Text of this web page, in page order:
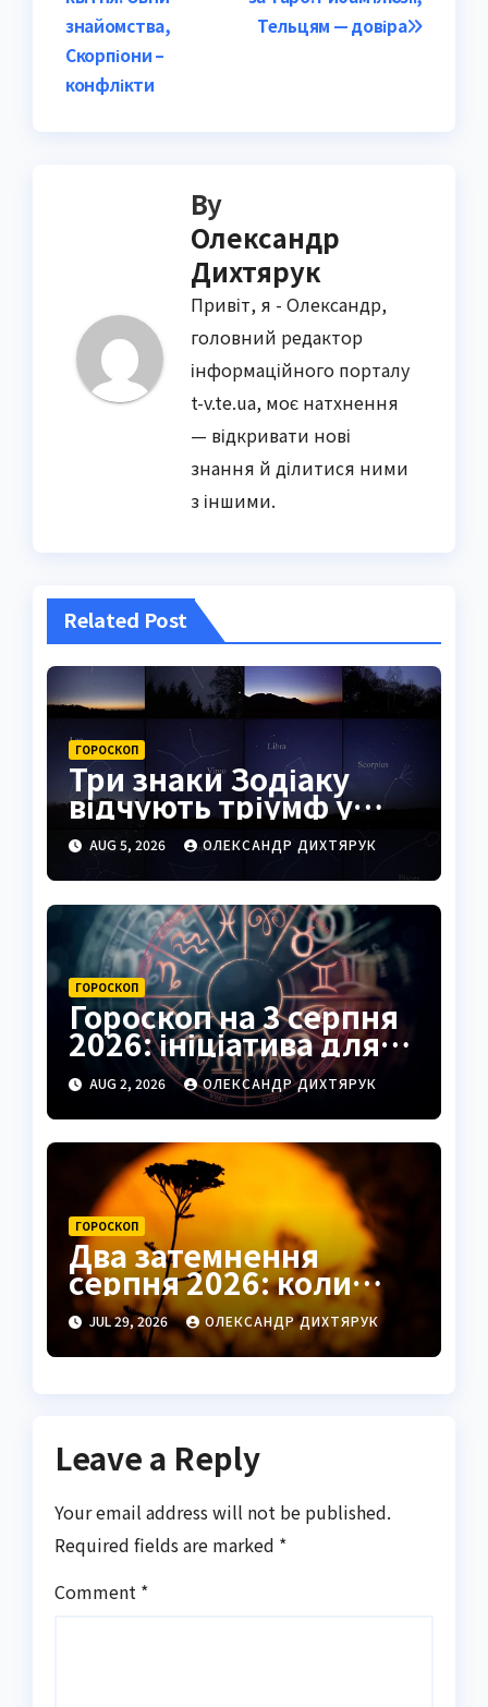
navigation
Тельцям — довіра
знайомства,
Скорпіони –
конфлікти
By
Олександр
Дихтярук
Привіт, я - Олександр,
головний редактор
інформаційного порталу
t-v.te.ua, моє натхнення
— відкривати нові
знання й ділитися ними
з іншими.
Related Post
ГОРОСКОП
Три знаки Зодіаку
відчують тріумф у
справах уже
найближчими днями
AUG 5, 2026 ОЛЕКСАНДР ДИХТЯРУК
ГОРОСКОП
Гороскоп на 3 серпня
2026: ініціатива для
Овнів, підказки для
Риб
AUG 2, 2026 ОЛЕКСАНДР ДИХТЯРУК
ГОРОСКОП
Два затемнення
серпня 2026: коли
чекати удачі в коханні
та грошах
JUL 29, 2026 ОЛЕКСАНДР ДИХТЯРУК
Leave a Reply
Your email address will not be published.
Required fields are marked *
Comment *